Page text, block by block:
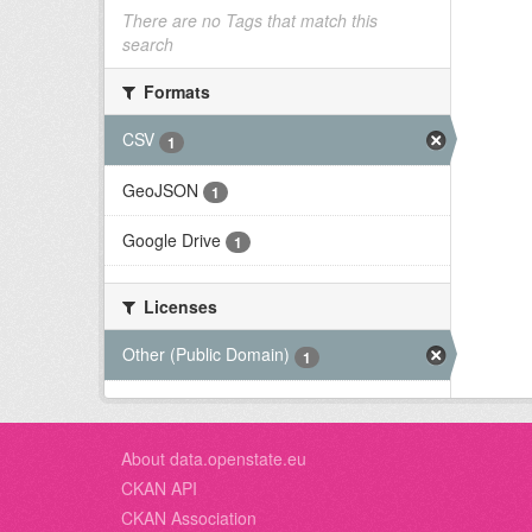
There are no Tags that match this
search
Formats
CSV
1
GeoJSON 1
Google Drive 1
Licenses
Other (Public Domain)
1
About data.openstate.eu
CKAN API
CKAN Association